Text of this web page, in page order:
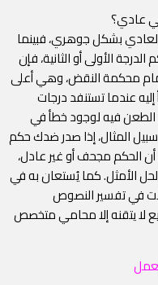
عادي؟
بشكل جوهري، فبينما
الأولى أو الثانية، فإن
محكمة النقض، وهي أعلى
عندما تستنفد درجات
الطعن فيه لوجود خطأ في
المثال، إذا صدر ضدك حكم
الحكم مجحف أو غير عادل،
الأمثل. كما يُستعان به في
في تفسير النصوص
لا يتقنه إلا محامي متخصص